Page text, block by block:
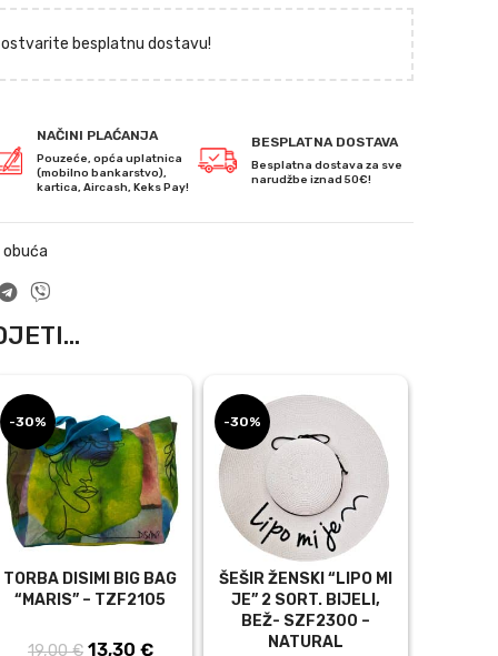
ostvarite besplatnu dostavu!
NAČINI PLAĆANJA
Pouzeće, opća uplatnica
(mobilno bankarstvo),
kartica, Aircash, Keks Pay!
BESPLATNA DOSTAVA
Besplatna dostava za sve
narudžbe iznad 50€!
obuća
-30%
TORBA DISIMI BIG BAG
“MARIS” – TZF2105
19,00€
Izvorna
13,30 €Trenutna
-30%
ŠEŠIR ŽENSKI “LIPO MI
JE” 2 SORT. BIJELI,
BEŽ- SZF2300 –
NATURAL